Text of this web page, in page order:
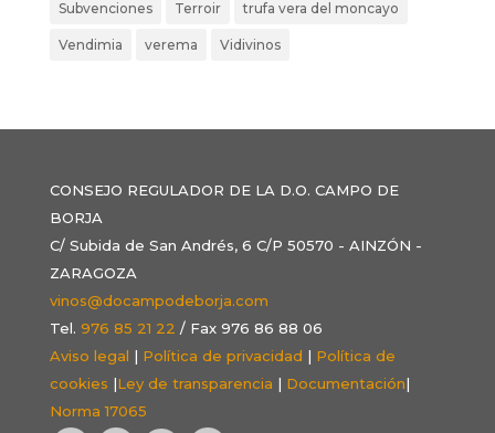
Subvenciones Terroir trufa vera del moncayo
Vendimia verema Vidivinos
CONSEJO REGULADOR DE LA D.O. CAMPO DE
BORJA
C/ Subida de San Andrés, 6 C/P 50570 - AINZÓN -
ZARAGOZA
vinos@docampodeborja.com
Tel. 976 85 21 22 / Fax 976 86 88 06
Aviso legal | Política de privacidad | Política de
cookies |Ley de transparencia | Documentación|
Norma 17065